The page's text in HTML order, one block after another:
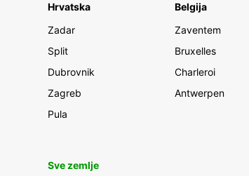
Hrvatska
Zadar
Split
Dubrovnik
Zagreb
Pula
Belgija
Zaventem
Bruxelles
Charleroi
Antwerpen
Sve zemlje